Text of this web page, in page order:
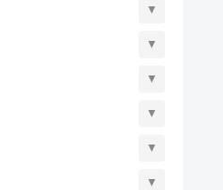
▼
▼
▼
▼
▼
▼